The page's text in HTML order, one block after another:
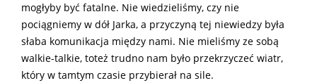
mogłyby być fatalne. Nie wiedzieliśmy, czy nie
pociągniemy w dół Jarka, a przyczyną tej niewiedzy była
słaba komunikacja między nami. Nie mieliśmy ze sobą
walkie-talkie, toteż trudno nam było przekrzyczeć wiatr,
który w tamtym czasie przybierał na sile.